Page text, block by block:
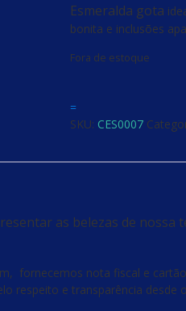
Esmeralda gota
bonita e inclusões
Fora de estoque
=
SKU: CES0007
as belezas de
fornecemos nota fiscal e
respeito e transparência desde